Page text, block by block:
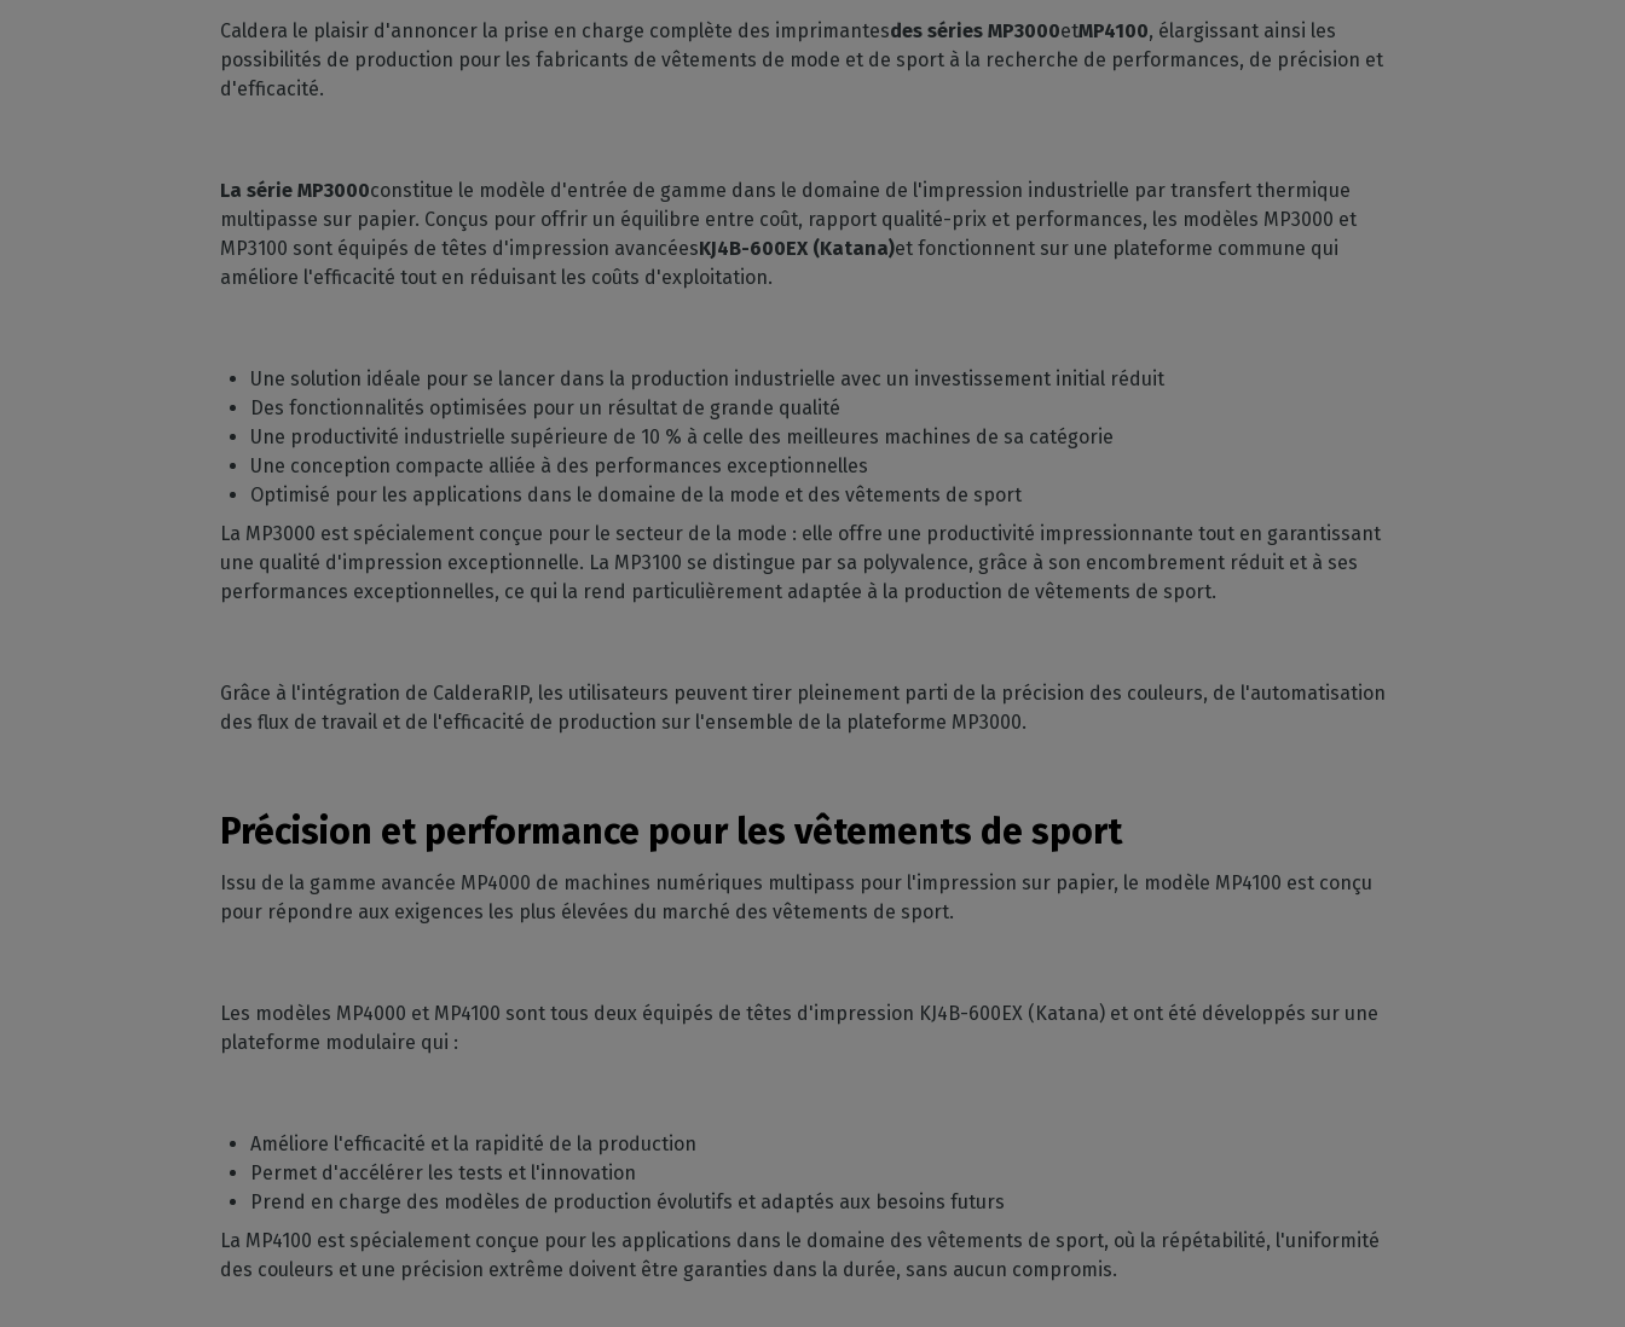
Modules CalderaRIP
Découvrez les modules
CalderaConnect
Votre solution d'API REST
DTF - RIP DTG
Caldera Direct-to-
Garment
RIP pour l'impression DTG
CalderaDock
Gérez vos solutions Caldera
Stations RIP pré-installées
Spectrophotomètres
Mesurez vos couleurs
Décoration intérieure
Impression multi-supports
Découpe
Gérez vos découpes
OS compatibles
Périphériques
Caldera le plaisir d'annoncer la prise en charge complète des imprimantesdes séries MP3000etMP4100, élargissant ainsi les
possibilités de production pour les fabricants de vêtements de mode et de sport à la recherche de performances, de précision et
d'efficacité.
La série MP3000constitue le modèle d'entrée de gamme dans le domaine de l'impression industrielle par transfert thermique
multipasse sur papier. Conçus pour offrir un équilibre entre coût, rapport qualité-prix et performances, les modèles MP3000 et
MP3100 sont équipés de têtes d'impression avancéesKJ4B-600EX (Katana)et fonctionnent sur une plateforme commune qui
améliore l'efficacité tout en réduisant les coûts d'exploitation.
Une solution idéale pour se lancer dans la production industrielle avec un investissement initial réduit
Des fonctionnalités optimisées pour un résultat de grande qualité
Une productivité industrielle supérieure de 10 % à celle des meilleures machines de sa catégorie
Une conception compacte alliée à des performances exceptionnelles
Optimisé pour les applications dans le domaine de la mode et des vêtements de sport
La MP3000 est spécialement conçue pour le secteur de la mode : elle offre une productivité impressionnante tout en garantissant
une qualité d'impression exceptionnelle. La MP3100 se distingue par sa polyvalence, grâce à son encombrement réduit et à ses
performances exceptionnelles, ce qui la rend particulièrement adaptée à la production de vêtements de sport.
Grâce à l'intégration de CalderaRIP, les utilisateurs peuvent tirer pleinement parti de la précision des couleurs, de l'automatisation
des flux de travail et de l'efficacité de production sur l'ensemble de la plateforme MP3000.
Précision et performance pour les vêtements de sport
Issu de la gamme avancée MP4000 de machines numériques multipass pour l'impression sur papier, le modèle MP4100 est conçu
pour répondre aux exigences les plus élevées du marché des vêtements de sport.
Les modèles MP4000 et MP4100 sont tous deux équipés de têtes d'impression KJ4B-600EX (Katana) et ont été développés sur une
plateforme modulaire qui :
Améliore l'efficacité et la rapidité de la production
Permet d'accélérer les tests et l'innovation
Prend en charge des modèles de production évolutifs et adaptés aux besoins futurs
La MP4100 est spécialement conçue pour les applications dans le domaine des vêtements de sport, où la répétabilité, l'uniformité
des couleurs et une précision extrême doivent être garanties dans la durée, sans aucun compromis.